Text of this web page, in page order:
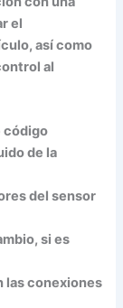
el
así como
al
código
de la
del sensor
si es
las conexiones